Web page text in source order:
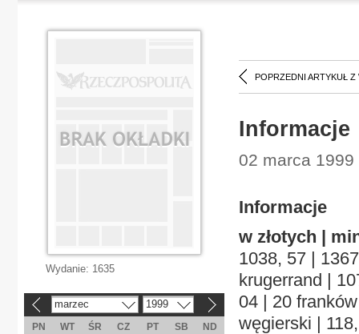
POPRZEDNI ARTYKUŁ Z
Informacje
02 marca
Informacje
w złotych |
1038, 57 |
krugerrand |
04 | 20
węgierski |
Wydanie: 1635
marzec 1999
PN WT ŚR CZ PT SB
ND